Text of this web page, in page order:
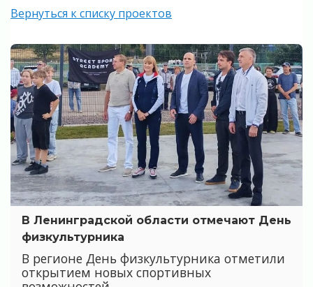
Вернуться к списку проектов
В Ленинградской области отмечают День
физкультурника
В регионе День физкультурника отметили
открытием новых спортивных